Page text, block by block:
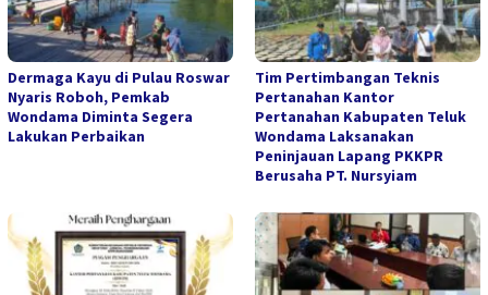
Dermaga Kayu di Pulau Roswar
Nyaris Roboh, Pemkab
Wondama Diminta Segera
Lakukan Perbaikan
Tim Pertimbangan Teknis
Pertanahan Kantor
Pertanahan Kabupaten Teluk
Wondama Laksanakan
Peninjauan Lapang PKKPR
Berusaha PT. Nursyiam